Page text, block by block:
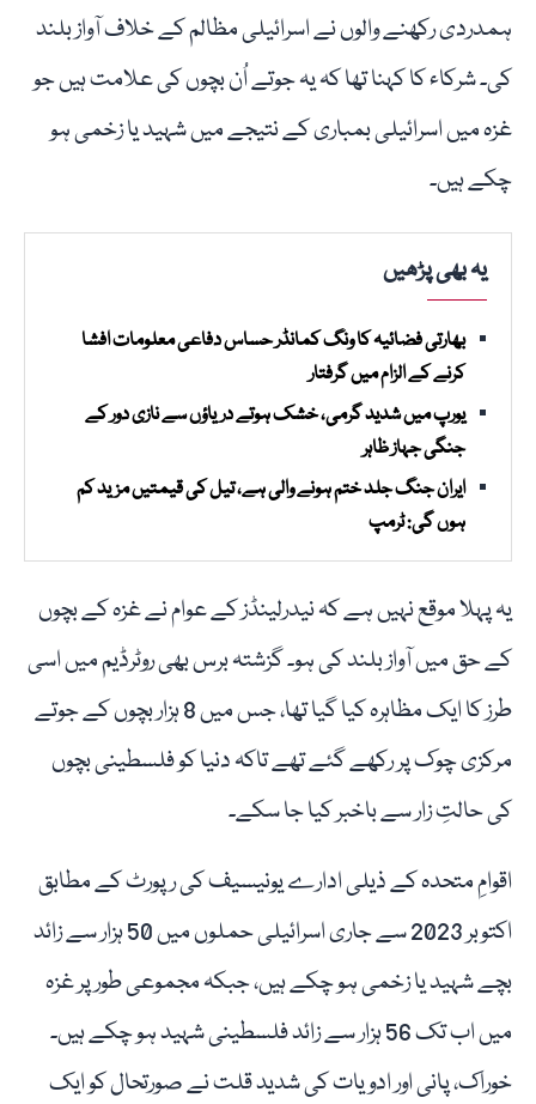
ہمدردی رکھنے والوں نے اسرائیلی مظالم کے خلاف آواز بلند
کی۔ شرکاء کا کہنا تھا کہ یہ جوتے اُن بچوں کی علامت ہیں جو
غزہ میں اسرائیلی بمباری کے نتیجے میں شہید یا زخمی ہو
چکے ہیں۔
یہ بھی پڑھیں
بھارتی فضائیہ کا ونگ کمانڈر حساس دفاعی معلومات افشا
کرنے کے الزام میں گرفتار
یورپ میں شدید گرمی، خشک ہوتے دریاؤں سے نازی دور کے
جنگی جہاز ظاہر
ایران جنگ جلد ختم ہونے والی ہے، تیل کی قیمتیں مزید کم
ہوں گی: ٹرمپ
یہ پہلا موقع نہیں ہے کہ نیدرلینڈز کے عوام نے غزہ کے بچوں
کے حق میں آواز بلند کی ہو۔ گزشتہ برس بھی روٹرڈیم میں اسی
طرز کا ایک مظاہرہ کیا گیا تھا، جس میں 8 ہزار بچوں کے جوتے
مرکزی چوک پر رکھے گئے تھے تاکہ دنیا کو فلسطینی بچوں
کی حالتِ زار سے باخبر کیا جا سکے۔
اقوامِ متحدہ کے ذیلی ادارے یونیسیف کی رپورٹ کے مطابق
اکتوبر 2023 سے جاری اسرائیلی حملوں میں 50 ہزار سے زائد
بچے شہید یا زخمی ہو چکے ہیں، جبکہ مجموعی طور پر غزہ
میں اب تک 56 ہزار سے زائد فلسطینی شہید ہو چکے ہیں۔
خوراک، پانی اور ادویات کی شدید قلت نے صورتحال کو ایک